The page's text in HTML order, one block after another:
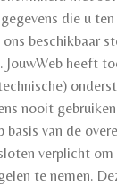
die u
beschikbaar
JouwWeb heeft
nooit
basis van de
verplicht om
te nemen.